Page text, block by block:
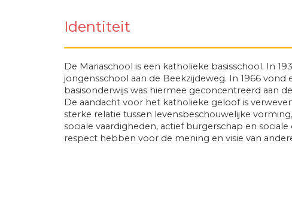
Identiteit
De Mariaschool is een katholieke basisschool. In
jongensschool aan de Beekzijdeweg. In 1966
basisonderwijs was hiermee geconcentreerd aan
De aandacht voor het katholieke geloof is
sterke relatie tussen levensbeschouwelijke
sociale vaardigheden, actief burgerschap en
respect hebben voor de mening en visie van